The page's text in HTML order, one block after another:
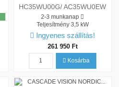
HC35WU00G/ AC35WU0EW
2-3 munkanap
Teljesítmény 3,5 kW
Ingyenes szállítás!
261 950 Ft
Kosárba